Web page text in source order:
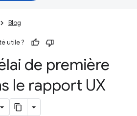
Blog
utile ?
de première
le rapport UX